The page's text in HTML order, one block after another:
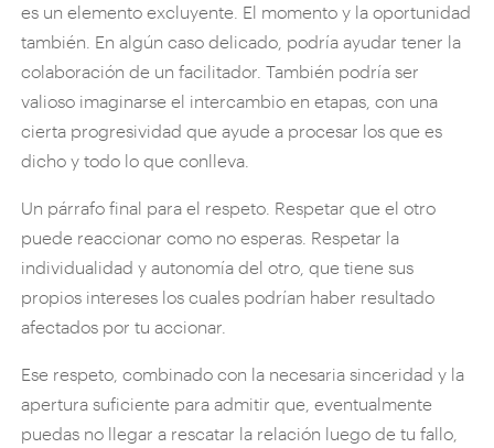
es un elemento excluyente. El momento y la oportunidad
también. En algún caso delicado, podría ayudar tener la
colaboración de un facilitador. También podría ser
valioso imaginarse el intercambio en etapas, con una
cierta progresividad que ayude a procesar los que es
dicho y todo lo que conlleva.
Un párrafo final para el respeto. Respetar que el otro
puede reaccionar como no esperas. Respetar la
individualidad y autonomía del otro, que tiene sus
propios intereses los cuales podrían haber resultado
afectados por tu accionar.
Ese respeto, combinado con la necesaria sinceridad y la
apertura suficiente para admitir que, eventualmente
puedas no llegar a rescatar la relación luego de tu fallo,